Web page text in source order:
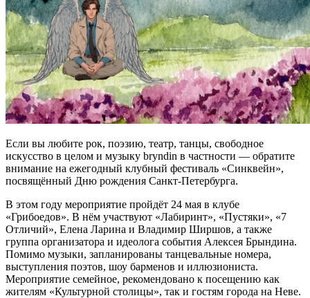
Если вы любите рок, поэзию, театр, танцы, свободное
искусство в целом и музыку bryndin в частности — обратите
внимание на ежегодный клубный фестиваль «Синквейн»,
посвящённый Дню рождения Санкт-Петербурга.
В этом году мероприятие пройдёт 24 мая в клубе
«Грибоедов». В нём участвуют «Лабиринт», «Пустяки», «7
Отличий», Елена Ларина и Владимир Ширшов, а также
группа организатора и идеолога события Алексея Брындина.
Помимо музыки, запланированы танцевальные номера,
выступления поэтов, шоу барменов и иллюзиониста.
Мероприятие семейное, рекомендовано к посещению как
жителям «Культурной столицы», так и гостям города на Неве.